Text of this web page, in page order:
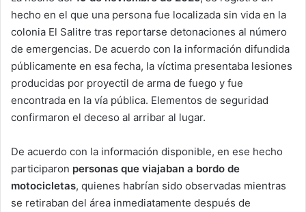
hecho en el que una persona fue localizada sin vida en la
colonia El Salitre tras reportarse detonaciones al número
de emergencias. De acuerdo con la información difundida
públicamente en esa fecha, la víctima presentaba lesiones
producidas por proyectil de arma de fuego y fue
encontrada en la vía pública. Elementos de seguridad
confirmaron el deceso al arribar al lugar.
De acuerdo con la información disponible, en ese hecho
participaron personas que viajaban a bordo de
motocicletas, quienes habrían sido observadas mientras
se retiraban del área inmediatamente después de